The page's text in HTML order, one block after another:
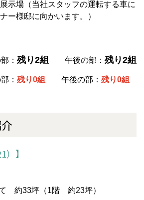
示場（当社スタッフの運転する車に
ー様邸に向かいます。）
： 残り2組 午後の部： 残り2組
： 残り0組 午後の部： 残り0組
】
約33坪（1階 約23坪）